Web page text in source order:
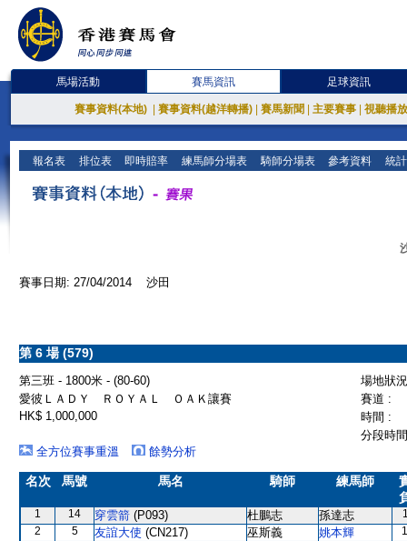
馬場活動 賽馬資訊 足球資訊
賽事資料(本地) 賽事資料(越洋轉播) 賽馬新聞 主要賽事 視聽播
報名表 排位表 即時賠率 練馬師分場表 騎師分場表 參考資料 統
賽事日期: 27/04/2014 沙田
第 6 場 (579)
第三班 - 1800米 - (80-60)
場地狀
愛彼ＬＡＤＹ ＲＯＹＡＬ ＯＡＫ讓賽
賽道 :
HK$ 1,000,000
時間 :
分段時
全方位賽事重溫
餘勢分析
名次 馬號 馬名 騎師 練馬師
1 14 穿雲箭 (P093) 杜鵬志 孫達志
2
5 友誼大使 (CN217) 巫斯義 姚本輝